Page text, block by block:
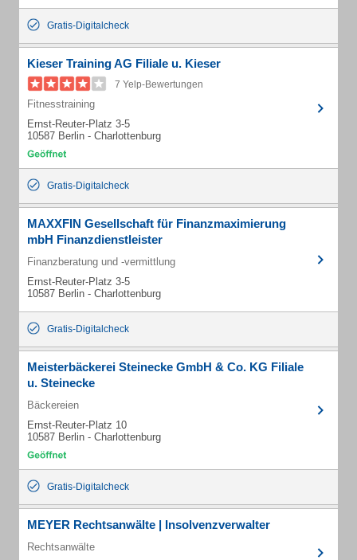
Gratis-Digitalcheck
Kieser Training AG Filiale u. Kieser
7 Yelp-Bewertungen
Fitnesstraining
Ernst-Reuter-Platz 3-5
10587 Berlin - Charlottenburg
Gratis-Digitalcheck
MAXXFIN Gesellschaft für Finanzmaximierung
mbH Finanzdienstleister
Finanzberatung und -vermittlung
Ernst-Reuter-Platz 3-5
10587 Berlin - Charlottenburg
Gratis-Digitalcheck
Meisterbäckerei Steinecke GmbH & Co. KG Filiale
u. Steinecke
Bäckereien
Ernst-Reuter-Platz 10
10587 Berlin - Charlottenburg
Gratis-Digitalcheck
MEYER Rechtsanwälte | Insolvenzverwalter
Rechtsanwälte